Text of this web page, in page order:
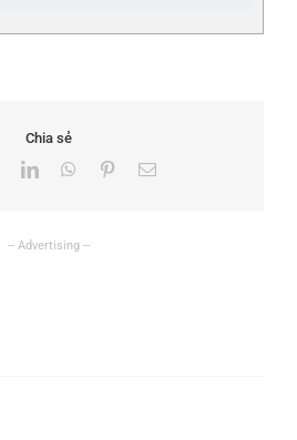
Chia sẻ
TwitterLinkedInWhatsApp
PinterestEmail